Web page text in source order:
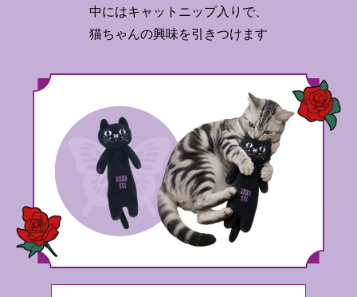
中にはキャットニップ入りで、
猫ちゃんの興味を引きつけます